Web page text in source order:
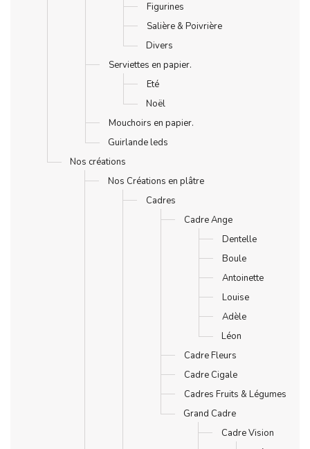
Figurines
Salière & Poivrière
Divers
Serviettes en papier.
Eté
Noël
Mouchoirs en papier.
Guirlande leds
Nos créations
Nos Créations en plâtre
Cadres
Cadre Ange
Dentelle
Boule
Antoinette
Louise
Adèle
Léon
Cadre Fleurs
Cadre Cigale
Cadres Fruits & Légumes
Grand Cadre
Cadre Vision